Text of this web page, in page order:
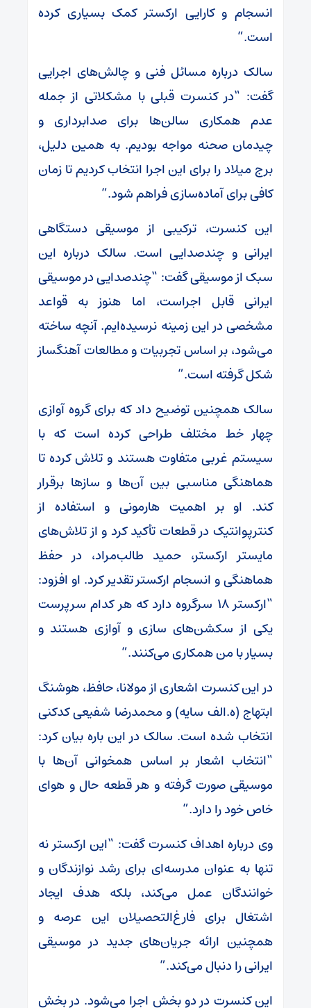
انسجام و کارایی ارکستر کمک بسیاری کرده
است.”
سالک درباره مسائل فنی و چالش‌های اجرایی
گفت: “در کنسرت قبلی با مشکلاتی از جمله
عدم همکاری سالن‌ها برای صدابرداری و
چیدمان صحنه مواجه بودیم. به همین دلیل،
برج میلاد را برای این اجرا انتخاب کردیم تا زمان
کافی برای آماده‌سازی فراهم شود.”
این کنسرت، ترکیبی از موسیقی دستگاهی
ایرانی و چندصدایی است. سالک درباره این
سبک از موسیقی گفت: “چندصدایی در موسیقی
ایرانی قابل اجراست، اما هنوز به قواعد
مشخصی در این زمینه نرسیده‌ایم. آنچه ساخته
می‌شود، بر اساس تجربیات و مطالعات آهنگساز
شکل گرفته است.”
سالک همچنین توضیح داد که برای گروه آوازی
چهار خط مختلف طراحی کرده است که با
سیستم غربی متفاوت هستند و تلاش کرده تا
هماهنگی مناسبی بین آن‌ها و سازها برقرار
کند. او بر اهمیت هارمونی و استفاده از
کنترپوانتیک در قطعات تأکید کرد و از تلاش‌های
مایستر ارکستر، حمید طالب‌مراد، در حفظ
هماهنگی و انسجام ارکستر تقدیر کرد. او افزود:
“ارکستر ۱۸ سرگروه دارد که هر کدام سرپرست
یکی از سکشن‌های سازی و آوازی هستند و
بسیار با من همکاری می‌کنند.”
در این کنسرت اشعاری از مولانا، حافظ، هوشنگ
ابتهاج (ه.الف سایه) و محمدرضا شفیعی کدکنی
انتخاب شده است. سالک در این باره بیان کرد:
“انتخاب اشعار بر اساس همخوانی آن‌ها با
موسیقی صورت گرفته و هر قطعه حال و هوای
خاص خود را دارد.”
وی درباره اهداف کنسرت گفت: “این ارکستر نه
تنها به عنوان مدرسه‌ای برای رشد نوازندگان و
خوانندگان عمل می‌کند، بلکه هدف ایجاد
اشتغال برای فارغ‌التحصیلان این عرصه و
همچنین ارائه جریان‌های جدید در موسیقی
ایرانی را دنبال می‌کند.”
این کنسرت در دو بخش اجرا می‌شود. در بخش